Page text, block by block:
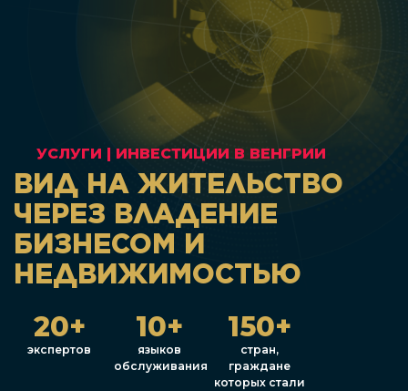
УСЛУГИ | ИНВЕСТИЦИИ В ВЕНГРИИ
ВИД НА ЖИТЕЛЬСТВО
ЧЕРЕЗ ВЛАДЕНИЕ
БИЗНЕСОМ И
НЕДВИЖИМОСТЬЮ
20+
экспертов
10+
языков
обслуживания
150+
стран,
граждане
которых стали